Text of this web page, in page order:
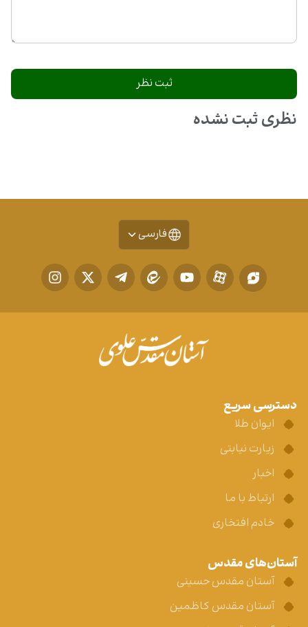
نظری ثبت نشده
فارسی
دسترسی سریع
ایوان طلا
زیارت نیابتی
اخبار
ارتباط با ما
خادم افتخاری
آستان‌های مقدس
آستان مقدس حسینی
آستان مقدس کاظمین